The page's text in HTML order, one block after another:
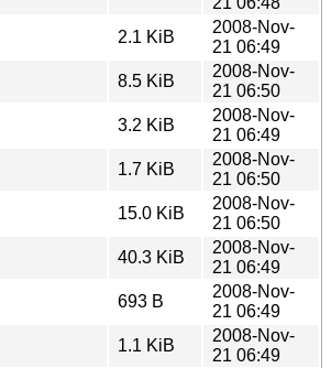
2.1 KiB
2008-Nov-
21 06:49
8.5 KiB
2008-Nov-
21 06:50
3.2 KiB
2008-Nov-
21 06:49
1.7 KiB
2008-Nov-
21 06:50
15.0 KiB
2008-Nov-
21 06:50
40.3 KiB
2008-Nov-
21 06:49
693 B
2008-Nov-
21 06:49
1.1 KiB
2008-Nov-
21 06:49